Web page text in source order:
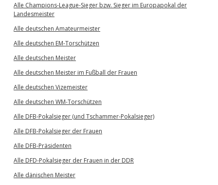
Alle Champions-League-Sieger bzw. Sieger im Europapokal der
Landesmeister
Alle deutschen Amateurmeister
Alle deutschen EM-Torschützen
Alle deutschen Meister
Alle deutschen Meister im Fußball der Frauen
Alle deutschen Vizemeister
Alle deutschen WM-Torschützen
Alle DFB-Pokalsieger (und Tschammer-Pokalsieger)
Alle DFB-Pokalsieger der Frauen
Alle DFB-Präsidenten
Alle DFD-Pokalsieger der Frauen in der DDR
Alle dänischen Meister